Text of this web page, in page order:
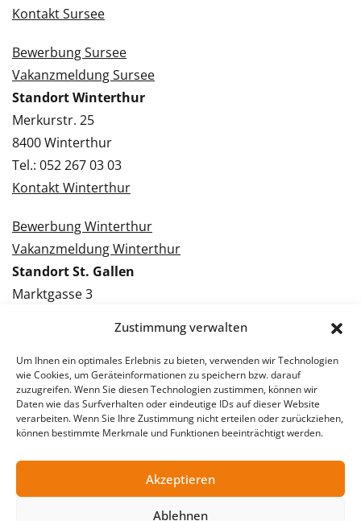
Zustimmung verwalten
Um Ihnen ein optimales Erlebnis zu bieten, verwenden wir Technologien
wie Cookies, um Geräteinformationen zu speichern bzw. darauf
zuzugreifen. Wenn Sie diesen Technologien zustimmen, können wir
Daten wie das Surfverhalten oder eindeutige IDs auf dieser Website
verarbeiten. Wenn Sie Ihre Zustimmung nicht erteilen oder zurückziehen,
können bestimmte Merkmale und Funktionen beeinträchtigt werden.
Akzeptieren
Ablehnen
Kontakt Sursee
Bewerbung Sursee
Vakanzmeldung Sursee
Standort Winterthur
Merkurstr. 25
8400 Winterthur
Tel.: 052 267 03 03
Kontakt Winterthur
Bewerbung Winterthur
Vakanzmeldung Winterthur
Standort St. Gallen
Marktgasse 3
Kontakt St. Gallen
Bewerbung St. Gallen
Vakanzmeldung St. Gallen
© 2026 Stellentreff AG